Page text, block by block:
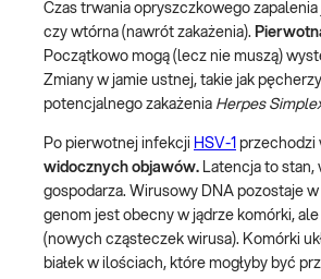
Czas trwania opryszczkowego
czy wtórna (nawrót zakażenia).
Początkowo mogą (lecz nie muszą)
Zmiany w jamie ustnej, takie jak
potencjalnego zakażenia Herpes
Po pierwotnej infekcji HSV-1 przechodzi
widocznych objawów. Latencja to
gospodarza. Wirusowy DNA pozostaje
genom jest obecny w jądrze komórki,
(nowych cząsteczek wirusa). Komórki
białek w ilościach, które mogłyby być